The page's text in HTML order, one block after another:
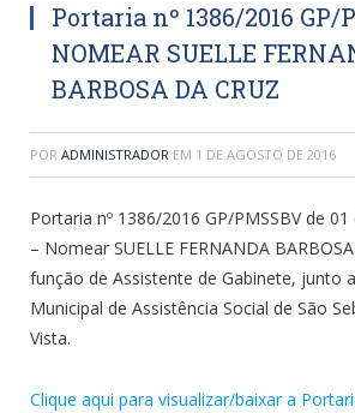
Portaria nº 1386/2016 GP/
NOMEAR SUELLE
BARBOSA DA CRUZ
POR ADMINISTRADOR EM 1 DE AGOSTO DE 2016
Portaria nº 1386/2016 GP/PMSSBV de
– Nomear SUELLE FERNANDA
função de Assistente de Gabinete, junto
Municipal de Assistência Social de São
Vista.
Clique aqui para visualizar/baixar a